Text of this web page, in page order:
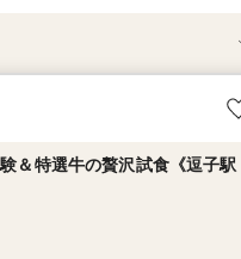
ェア＞来店・登録不要！オン
てなすステイリゾートWD◇
＆特選牛の贅沢試食《逗子駅